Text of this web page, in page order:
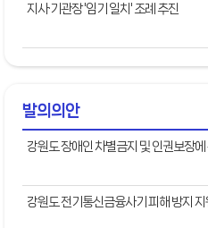
지사·기관장 '임기 일치' 조례 추진
발의의안
강원도 장애인 차별금지 및 인권보장
강원도 전기통신금융사기 피해 방지